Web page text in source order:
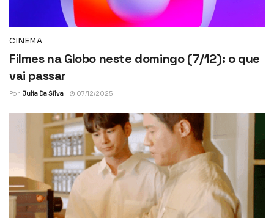
CINEMA
Filmes na Globo neste domingo (7/12): o que
vai passar
Por Julia Da Silva 07/12/2025